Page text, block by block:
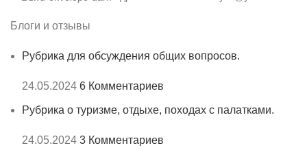
Блоги и отзывы
Рубрика для обсуждения общих вопросов.
24.05.2024 6 Комментариев
Рубрика о туризме, отдыхе, походах с палатками.
24.05.2024 3 Комментариев